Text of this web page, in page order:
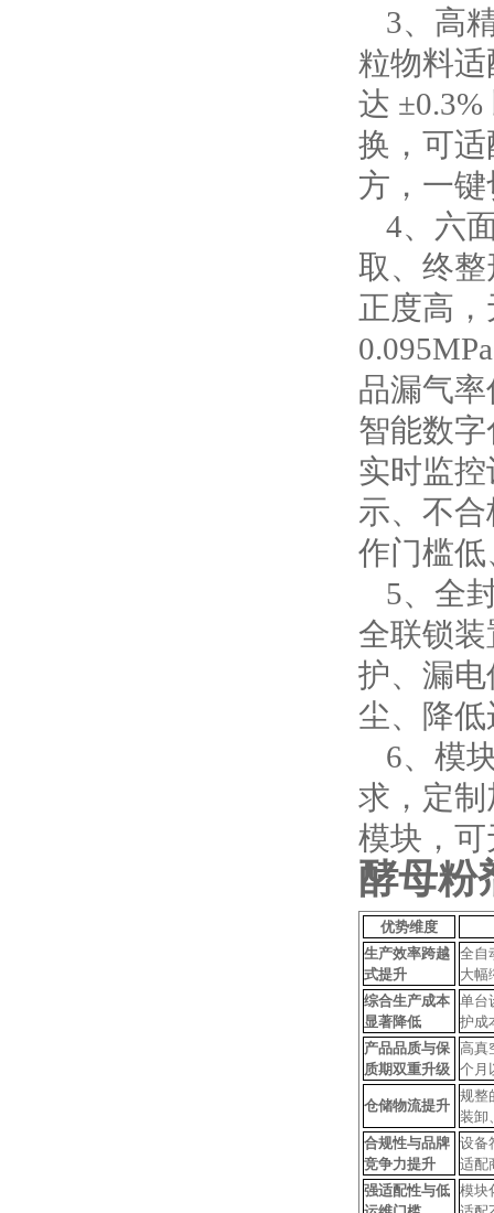
3、 高
粒物料
达
换，可适
方，一
4、 六
取、终
正度高
品漏气率
智能数
实时监
示、不
作门槛
5、 全
全联锁
护、漏
尘、降
6、 模
求，定
模块，
酵母粉
优势维度
生产效率跨越
式提升
全自
大幅
综合生产成本
显著降低
单台
护成
产品品质与保
质期双重升级
高真
个月
仓储物流提升
规整
装卸
合规性与品牌
竞争力提升
设备
适配
强适配性与低 模块